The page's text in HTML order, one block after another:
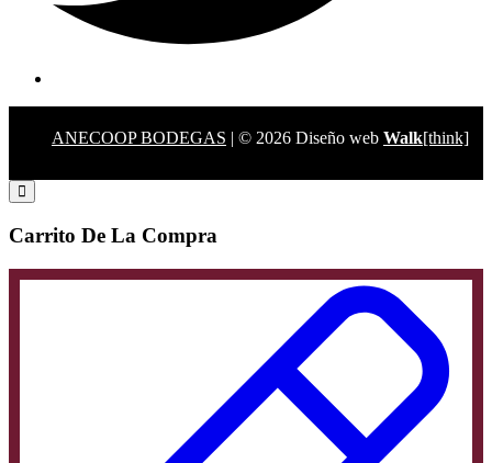
ANECOOP BODEGAS | © 2026 Diseño web Walk[think]
Carrito De La Compra